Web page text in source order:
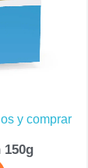
y comprar